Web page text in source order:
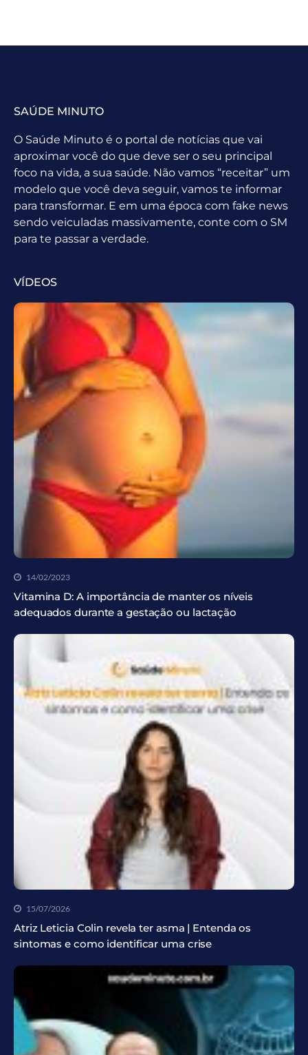
SAÚDE MINUTO
O Saúde Minuto é o portal de notícias que vai
aproximar você do que deve ser o seu principal
foco na vida, a sua saúde. Não vamos “receitar” um
modelo que você deva seguir, vamos te informar
para transformar. E em uma época com fake news
sendo veiculadas massivamente, conte com o SM
para te passar a verdade.
VÍDEOS
14/02/2023
Vitamina D: A importância de manter os níveis
adequados durante a gestação ou lactação
15/07/2026
Atriz Leticia Colin revela ter asma | Entenda os
sintomas e como identificar uma crise